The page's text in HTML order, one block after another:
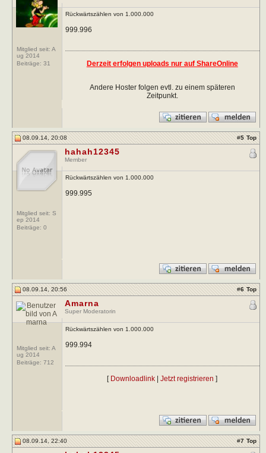
Mitglied seit: A
ug 2014
Beiträge: 31
Rückwärtszählen von 1.000.000
999.996
Derzeit erfolgen uploads nur auf ShareOnline
Andere Hoster folgen evtl. zu einem späteren
Zeitpunkt.
08.09.14, 20:08 #5 Top
Mitglied seit: S
ep 2014
Beiträge: 0
hahah12345
Member
Rückwärtszählen von 1.000.000
999.995
08.09.14, 20:56 #6 Top
Mitglied seit: A
ug 2014
Beiträge: 712
Amarna
Super Moderatorin
Rückwärtszählen von 1.000.000
999.994
[ Downloadlink |Jetzt registrieren ]
08.09.14, 22:40 #7 Top